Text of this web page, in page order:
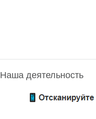
Наша деятельность